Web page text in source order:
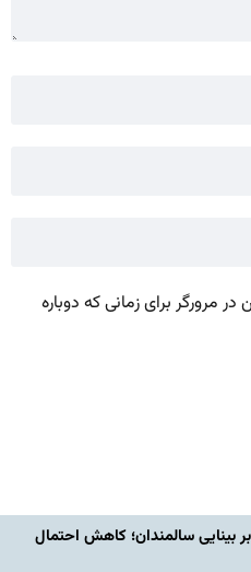
مرورگر برای زمانی که دوباره
تاثیر داروهای لاغری GLP-1 بر بینایی سالمندان؛ کاهش احتمال